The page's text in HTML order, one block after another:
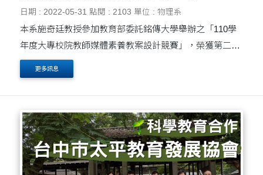
日期 : 2022-05-31 點閱 : 2103 單位 : 物理系
本系施奇廷教授參加教育部委託銘傳大學舉辦之「110學
年度大專校院教師媒體素養教案設計競賽」，榮獲第二
名。獲獎之教案主題是「讀懂科學新聞、破解謠言與迷
思」，設計理念是利用一系列的案例，對科學相關新聞進
行剖....
更多訊息